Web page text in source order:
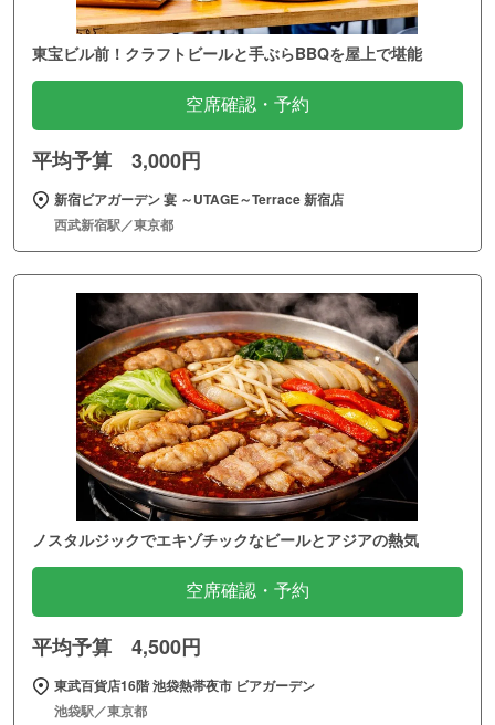
東宝ビル前！クラフトビールと手ぶらBBQを屋上で堪能
空席確認・予約
平均予算 3,000円
新宿ビアガーデン 宴 ～UTAGE～Terrace 新宿店
西武新宿駅／東京都
ノスタルジックでエキゾチックなビールとアジアの熱気
空席確認・予約
平均予算 4,500円
東武百貨店16階 池袋熱帯夜市 ビアガーデン
池袋駅／東京都